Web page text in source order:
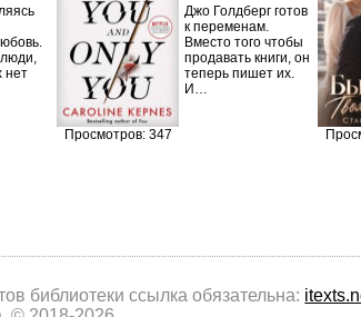
люди,
нет
Просмотров: 347
Джо Голдберг готов
к переменам.
Вместо того чтобы
продавать книги, он
теперь пишет их.
И…
библиотеки ссылка обязательна: